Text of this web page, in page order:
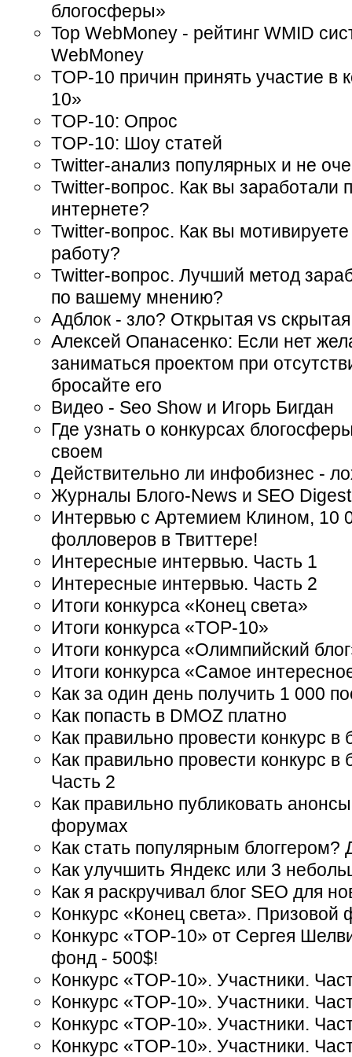
блогосферы»
Top WebMoney - рейтинг WMID
WebMoney
TOP-10 причин принять участие в
10»
TOP-10: Опрос
TOP-10: Шоу статей
Twitter-анализ популярных и не
Twitter-вопрос. Как вы заработали
интернете?
Twitter-вопрос. Как вы
работу?
Twitter-вопрос. Лучший метод
по вашему мнению?
Адблок - зло? Открытая vs
Алексей Опанасенко: Если нет
заниматься проектом при
бросайте его
Видео - Seo Show и Игорь Бигдан
Где узнать о конкурсах
своем
Действительно ли инфобизнес -
Журналы Блого-News и SEO Digest
Интервью с Артемием Клином, 10
фолловеров в Твиттере!
Интересные интервью. Часть 1
Интересные интервью. Часть 2
Итоги конкурса «Конец света»
Итоги конкурса «TOP-10»
Итоги конкурса «Олимпийский
Итоги конкурса «Самое
Как за один день получить 1 000
Как попасть в DMOZ платно
Как правильно провести конкурс в
Как правильно провести конкурс в
Часть 2
Как правильно публиковать
форумах
Как стать популярным блоггером?
Как улучшить Яндекс или 3
Как я раскручивал блог SEO для
Конкурс «Конец света». Призовой
Конкурс «TOP-10» от Сергея
фонд - 500$!
Конкурс «TOP-10». Участники.
Конкурс «TOP-10». Участники.
Конкурс «TOP-10». Участники.
Конкурс «TOP-10». Участники.